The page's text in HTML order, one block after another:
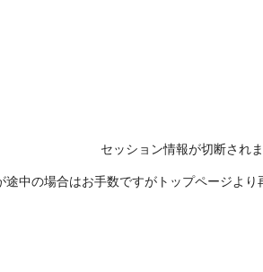
セッション情報が切断されま
途中の場合はお手数ですがトップページよ